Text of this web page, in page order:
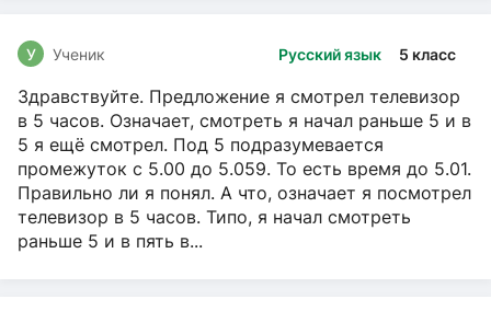
Русский язык 5 класс
У Ученик
Здравствуйте. Предложение я смотрел телевизор
в 5 часов. Означает, смотреть я начал раньше 5 и в
5 я ещё смотрел. Под 5 подразумевается
промежуток с 5.00 до 5.059. То есть время до 5.01.
Правильно ли я понял. А что, означает я посмотрел
телевизор в 5 часов. Типо, я начал смотреть
раньше 5 и в пять в...